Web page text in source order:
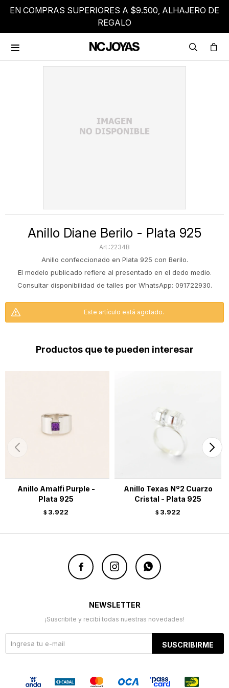
EN COMPRAS SUPERIORES A $9.500, ALHAJERO DE
REGALO

Anillo Diane Berilo - Plata 925
2234B
Anillo confeccionado en Plata 925 con Berilo.
El modelo publicado refiere al presentado en el dedo medio.
Consultar disponibilidad de talles por WhatsApp: 091722930.
Este artículo está agotado.
Productos que te pueden interesar
Anillo Amalfi Purple -
Plata 925
$ 3.922
Anillo Texas Nº2 Cuarzo
Cristal - Plata 925
$ 3.922
  
NEWSLETTER
¡Suscribite y recibí todas nuestras novedades!
SUSCRIBIRME